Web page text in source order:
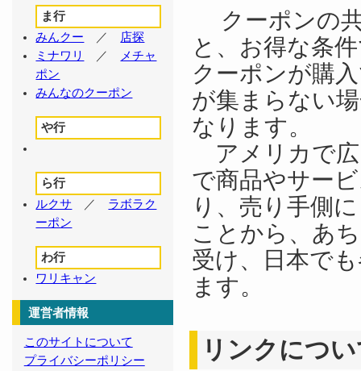
クーポンの共
と、お得な条
クーポンが購
が集まらない
なります。
アメリカで広
で商品やサー
り、売り手側
ことから、あ
受け、日本で
ます。
リンクにつ
ま行
みんクー ／ 店探
ミナワリ
／
メチャ
ポン
みんなのクーポン
や行
ら行
ルクサ ／ ラボラク
ーポン
わ行
ワリキャン
運営者情報
このサイトについて
プライバシーポリシー